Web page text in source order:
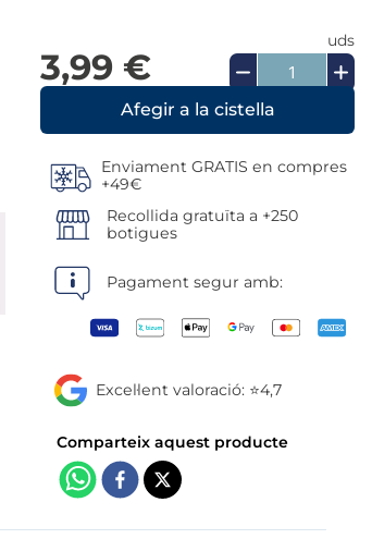
3,99 €
uds
Enviament GRATIS en compres
+49€
Recollida gratuïta a +250
botigues
Pagament segur amb:
Excel·lent valoració: ⭐4,7